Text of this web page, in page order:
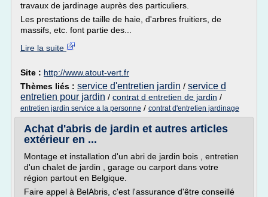
travaux de jardinage auprès des particuliers.
Les prestations de taille de haie, d'arbres fruitiers, de
massifs, etc. font partie des...
Lire la suite
Site : http://www.atout-vert.fr
Thèmes liés : service d'entretien jardin / service d
entretien pour jardin / contrat d entretien de jardin /
entretien jardin service a la personne / contrat d'entretien jardinage
Achat d'abris de jardin et autres articles
extérieur en ...
Montage et installation d'un abri de jardin bois , entretien
d'un chalet de jardin , garage ou carport dans votre
région partout en Belgique.
Faire appel à BelAbris, c'est l'assurance d'être conseillé